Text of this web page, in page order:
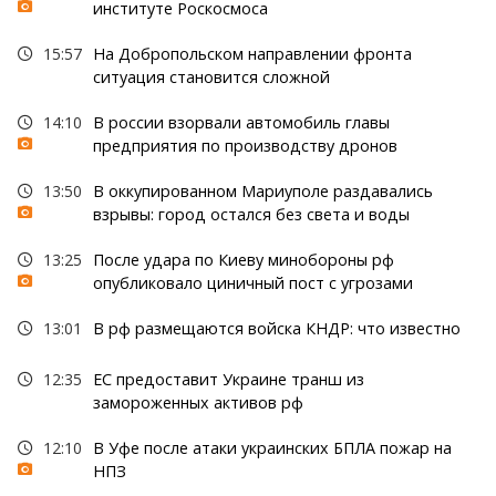
институте Роскосмоса
15:57 На Добропольском направлении фронта
ситуация становится сложной
14:10
В россии взорвали автомобиль главы
предприятия по производству дронов
13:50
В оккупированном Мариуполе раздавались
взрывы: город остался без света и воды
13:25
После удара по Киеву минобороны рф
опубликовало циничный пост с угрозами
13:01 В рф размещаются войска КНДР: что известно
12:35
ЕС предоставит Украине транш из
замороженных активов рф
12:10
В Уфе после атаки украинских БПЛА пожар на
НПЗ